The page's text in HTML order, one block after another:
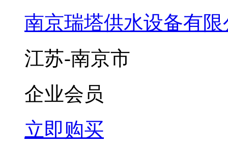
南京瑞塔供水设备有限
江苏-南京市
企业会员
立即购买